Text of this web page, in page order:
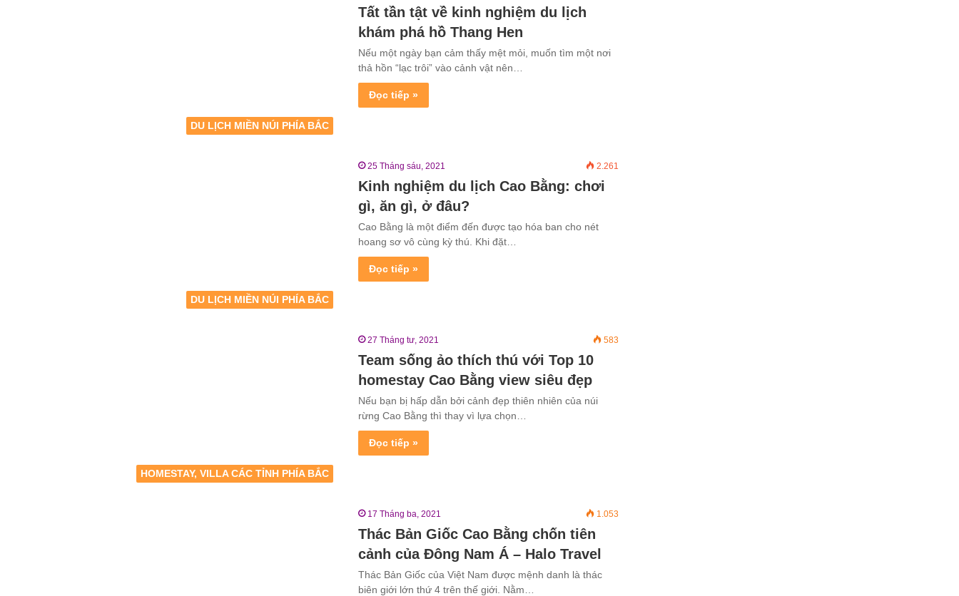
DU LỊCH MIỀN NÚI PHÍA BẮC
Tất tần tật về kinh nghiệm du lịch
khám phá hồ Thang Hen
Nếu một ngày bạn cảm thấy mệt mỏi, muốn tìm một nơi
thả hồn “lạc trôi” vào cảnh vật nên…
Đọc tiếp »
DU LỊCH MIỀN NÚI PHÍA BẮC
25 Tháng sáu, 2021 2.261
Kinh nghiệm du lịch Cao Bằng: chơi
gì, ăn gì, ở đâu?
Cao Bằng là một điểm đến được tạo hóa ban cho nét
hoang sơ vô cùng kỳ thú. Khi đặt…
Đọc tiếp »
HOMESTAY, VILLA CÁC TỈNH PHÍA BẮC
27 Tháng tư, 2021 583
Team sống ảo thích thú với Top 10
homestay Cao Bằng view siêu đẹp
Nếu bạn bị hấp dẫn bởi cảnh đẹp thiên nhiên của núi
rừng Cao Bằng thì thay vì lựa chọn…
Đọc tiếp »
17 Tháng ba, 2021 1.053
Thác Bản Giốc Cao Bằng chốn tiên
cảnh của Đông Nam Á – Halo Travel
Thác Bản Giốc của Việt Nam được mệnh danh là thác
biên giới lớn thứ 4 trên thế giới. Nằm…